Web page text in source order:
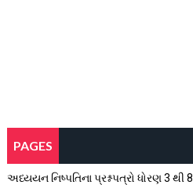
PAGES
અધ્યયન નિષ્પતિના પ્રશ્નપત્રો ધોરણ 3 થી 8